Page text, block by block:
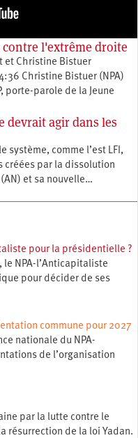
contre l'extrême droite
et Christine Bistuer
Christine Bistuer (NPA)
porte-parole de la Jeune
devrait agir dans les
système, comme l’est LFI,
créées par la dissolution
et sa nouvelle…
pour la présidentielle ?
le NPA-l’Anticapitaliste
pour décider de ses
commune pour 2027
nationale du NPA-
de l’organisation
par la lutte contre le
résurrection de la loi Yadan.